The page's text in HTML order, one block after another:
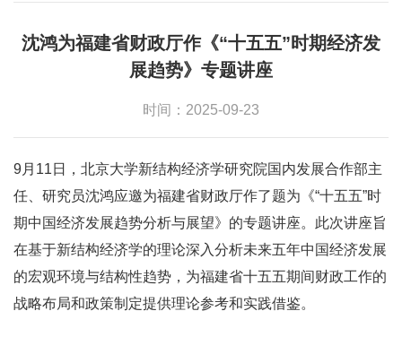
沈鸿为福建省财政厅作《“十五五”时期经济发
展趋势》专题讲座
时间：2025-09-23
9月11日，北京大学新结构经济学研究院国内发展合作部主
任、研究员沈鸿应邀为福建省财政厅作了题为《“十五五”时
期中国经济发展趋势分析与展望》的专题讲座。此次讲座旨
在基于新结构经济学的理论深入分析未来五年中国经济发展
的宏观环境与结构性趋势，为福建省十五五期间财政工作的
战略布局和政策制定提供理论参考和实践借鉴。